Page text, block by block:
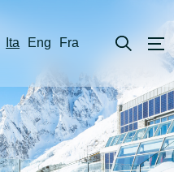
Ita Eng Fra